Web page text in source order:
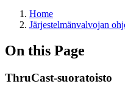
Home
Järjestelmänvalvojan
On this Page
ThruCast-suoratoisto